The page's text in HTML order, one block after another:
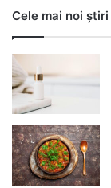
Cele mai noi știri